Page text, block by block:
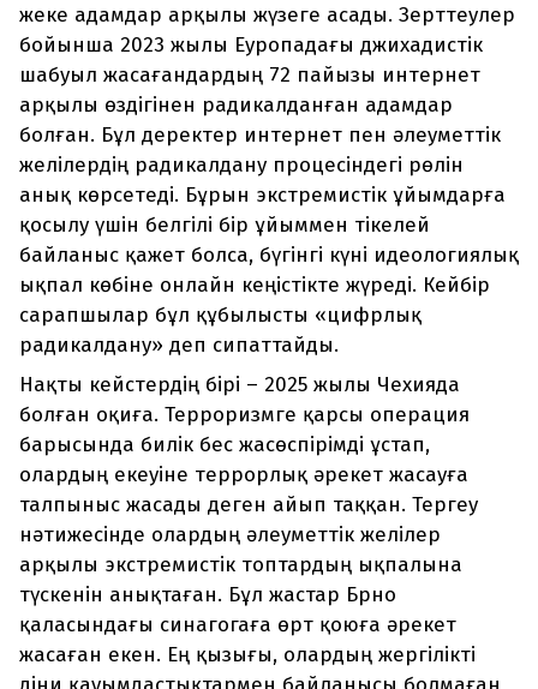
жеке адамдар арқылы жүзеге асады. Зерттеулер
бойынша 2023 жылы Еуропадағы джихадистік
шабуыл жасағандардың 72 пайызы интернет
арқылы өздігінен радикалданған адамдар
болған. Бұл деректер интернет пен әлеуметтік
желілердің радикалдану процесіндегі рөлін
анық көрсетеді. Бұрын экстремистік ұйымдарға
қосылу үшін белгілі бір ұйыммен тікелей
байланыс қажет болса, бүгінгі күні идеологиялық
ықпал көбіне онлайн кеңістікте жүреді. Кейбір
сарапшылар бұл құбылысты «цифрлық
радикалдану» деп сипаттайды.
Нақты кейстердің бірі – 2025 жылы Чехияда
болған оқиға. Терроризмге қарсы операция
барысында билік бес жасөспірімді ұстап,
олардың екеуіне террорлық әрекет жасауға
талпыныс жасады деген айып таққан. Тергеу
нәтижесінде олардың әлеуметтік желілер
арқылы экстремистік топтардың ықпалына
түскенін анықтаған. Бұл жастар Брно
қаласындағы синагогаға өрт қоюға әрекет
жасаған екен. Ең қызығы, олардың жергілікті